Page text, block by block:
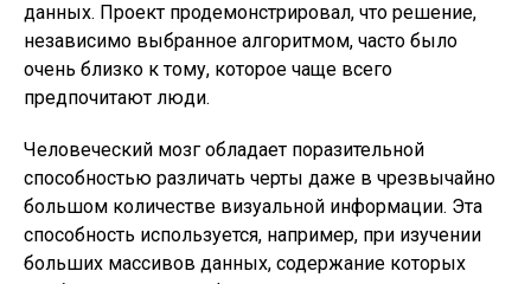
данных. Проект продемонстрировал, что решение,
независимо выбранное алгоритмом, часто было
очень близко к тому, которое чаще всего
предпочитают люди.
Человеческий мозг обладает поразительной
способностью различать черты даже в чрезвычайно
большом количестве визуальной информации. Эта
способность используется, например, при изучении
больших массивов данных, содержание которых